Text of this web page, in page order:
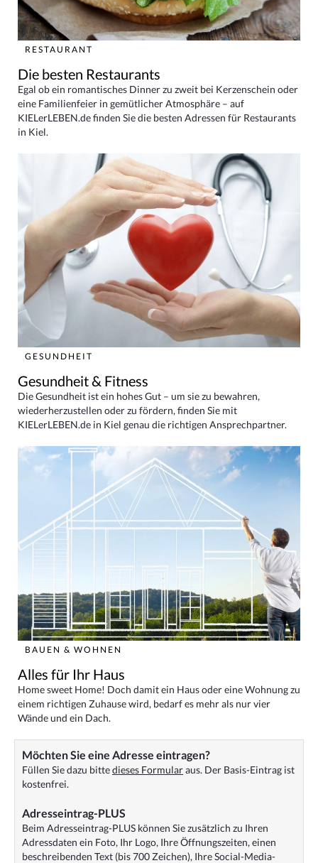
RESTAURANT
Die besten Restaurants
Egal ob ein romantisches Dinner zu zweit bei Kerzenschein oder
eine Familienfeier in gemütlicher Atmosphäre – auf
KIELerLEBEN.de finden Sie die besten Adressen für Restaurants
in Kiel.
GESUNDHEIT
Gesundheit & Fitness
Die Gesundheit ist ein hohes Gut – um sie zu bewahren,
wiederherzustellen oder zu fördern, finden Sie mit
KIELerLEBEN.de in Kiel genau die richtigen Ansprechpartner.
BAUEN & WOHNEN
Alles für Ihr Haus
Home sweet Home! Doch damit ein Haus oder eine Wohnung zu
einem richtigen Zuhause wird, bedarf es mehr als nur vier
Wände und ein Dach.
Möchten Sie eine Adresse eintragen?
Füllen Sie dazu bittedieses Formularaus. Der Basis-Eintrag ist
kostenfrei.
Adresseintrag-PLUS
Beim Adresseintrag-PLUS können Sie zusätzlich zu Ihren
Adressdaten ein Foto, Ihr Logo, Ihre Öffnungszeiten, einen
beschreibenden Text (bis 700 Zeichen), Ihre Social-Media-